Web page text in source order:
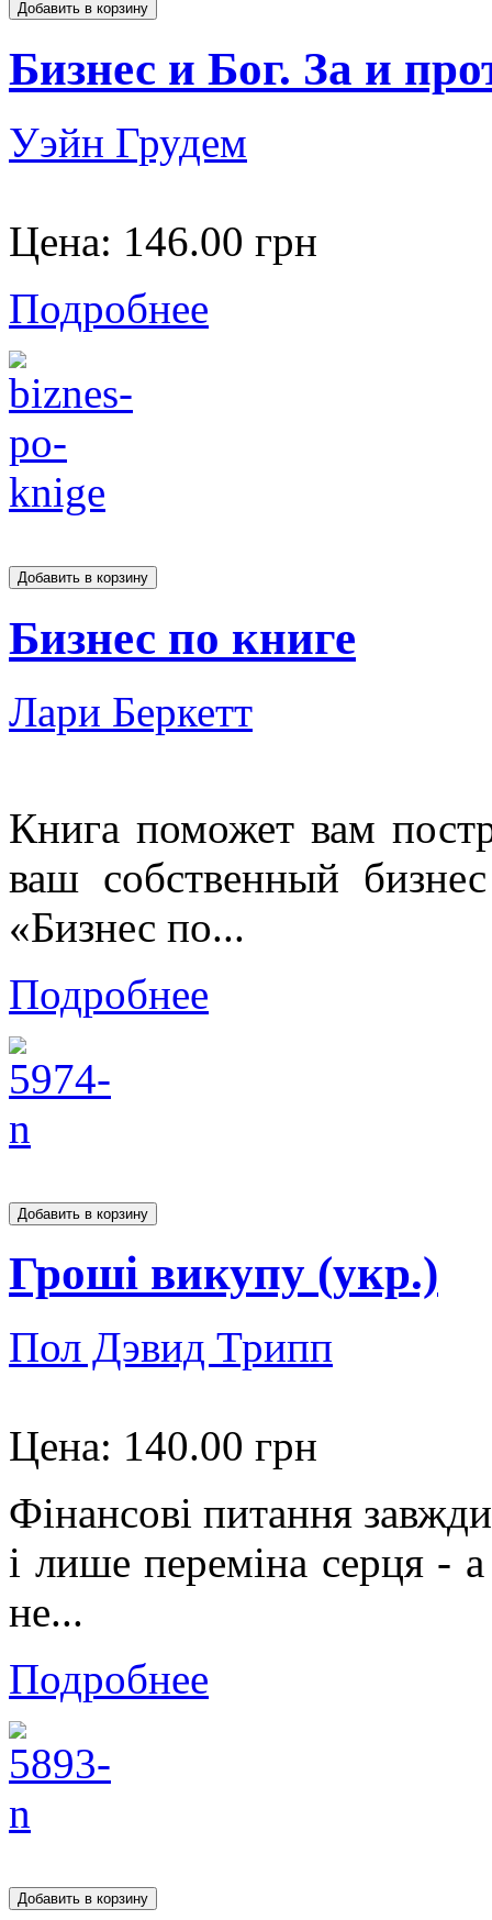
Бизнес и Бог. За и
Уэйн Грудем
Цена: 146.00 грн
Подробнее
Бизнес по книге
Лари Беркетт
Книга поможет вам
ваш собственный
«Бизнес по...
Подробнее
Гроші викупу (укр.)
Пол Дэвид Трипп
Цена: 140.00 грн
Фінансові питання
і лише переміна серця -
не...
Подробнее